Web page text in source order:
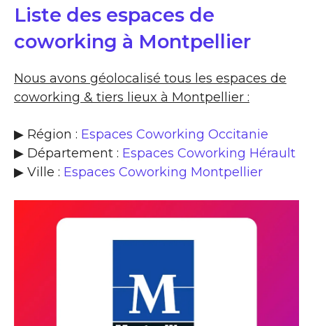
Liste des espaces de
coworking à Montpellier
Nous avons géolocalisé tous les espaces de
coworking & tiers lieux à Montpellier :
▶ Région : Espaces Coworking Occitanie
▶ Département : Espaces Coworking Hérault
▶ Ville : Espaces Coworking Montpellier